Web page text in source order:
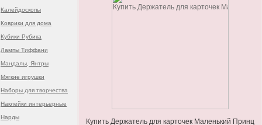
Калейдоскопы
Коврики для дома
Кубики Рубика
Лампы Тиффани
Мандалы, Янтры
Мягкие игрушки
Наборы для творчества
Наклейки интерьерные
Нарды
Купить Держатель для карточек Маленький Принц